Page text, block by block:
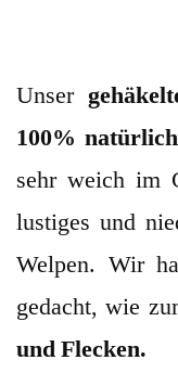
Unser
100%
sehr weich
lustiges und
Welpen. Wir
gedacht, wie
und Flecken.